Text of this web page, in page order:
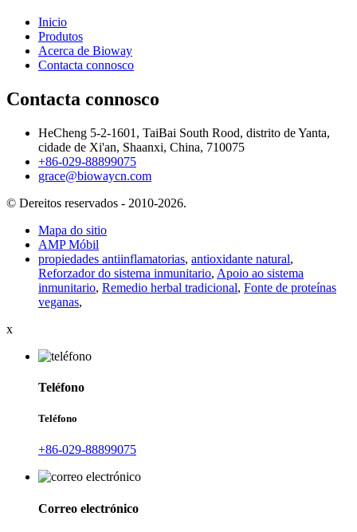
Inicio
Produtos
Acerca de Bioway
Contacta connosco
Contacta connosco
HeCheng 5-2-1601, TaiBai South Rood, distrito de Yanta,
cidade de Xi'an, Shaanxi, China, 710075
+86-029-88899075
grace@biowaycn.com
© Dereitos reservados - 2010-2026.
Mapa do sitio
AMP Móbil
propiedades antiinflamatorias, antioxidante natural,
Reforzador do sistema inmunitario, Apoio ao sistema
inmunitario, Remedio herbal tradicional, Fonte de proteínas
veganas,
x
Teléfono
Teléfono
+86-029-88899075
Correo electrónico